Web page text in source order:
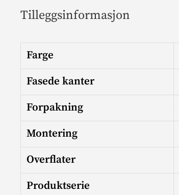
Tilleggsinformasjon
Farge
Fasede kanter
Forpakning
Montering
Overflater
Produktserie